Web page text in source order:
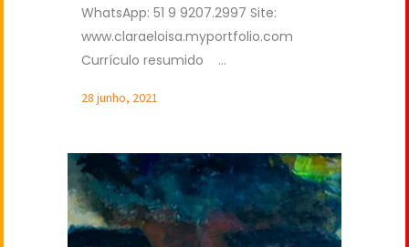
WhatsApp: 51 9 9207.2997 Site:
www.claraeloisa.myportfolio.com
Currículo resumido ...
28 junho, 2021